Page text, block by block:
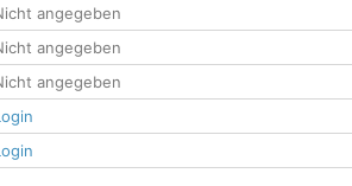
angegeben
angegeben
angegeben